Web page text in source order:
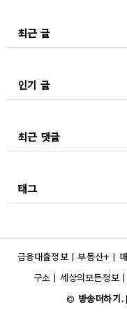
최근 글
인기 글
최근 댓글
태그
금융대출정보|부동산+ |
구소 | 세상의모든정보 |
© 방송더하기.